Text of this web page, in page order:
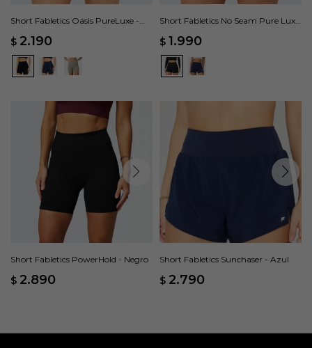
Short Fabletics Oasis PureLuxe -
$ 2.190
Short Fabletics No Seam Pure Luxe
$ 1.990
Short Fabletics PowerHold - Negro
$ 2.890
Short Fabletics Sunchaser - Azul
$ 2.790